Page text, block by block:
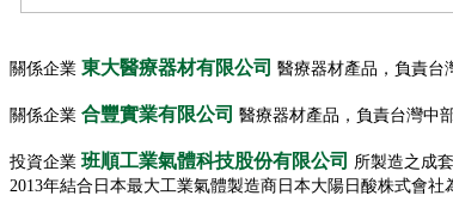
醫院中心制氧系統圖
制氧機耗電生產成本
氮氣機系列
AirSep氮氣機
On Site氮氣機
關係企業 東大醫療器材有限公司 醫療器材產品，負責台
關係企業 合豐實業有限公司 醫療器材產品，負責台灣中
投資企業 班順工業氣體科技股份有限公司 所製造之成
2013年結合日本最大工業氣體製造商日本大陽日酸株式會